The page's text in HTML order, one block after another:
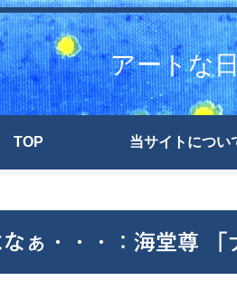
アートな
TOP 当サイトについ
ぁ・・・：海堂尊 「